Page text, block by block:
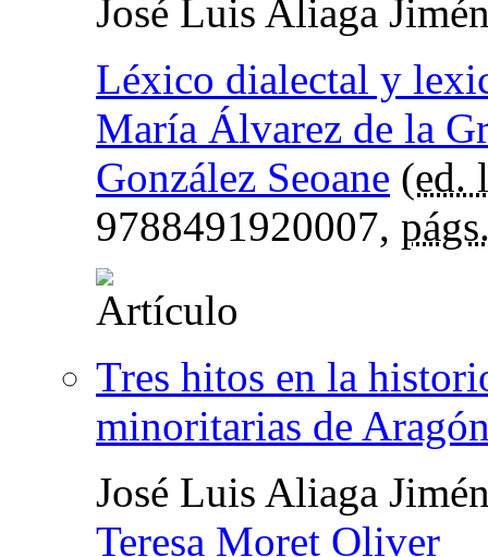
José Luis Aliaga
Léxico dialectal y
María Álvarez de la
González Seoane (ed.
9788491920007,
Tres hitos en la
minoritarias de
José Luis Aliaga
Teresa Moret Oliver